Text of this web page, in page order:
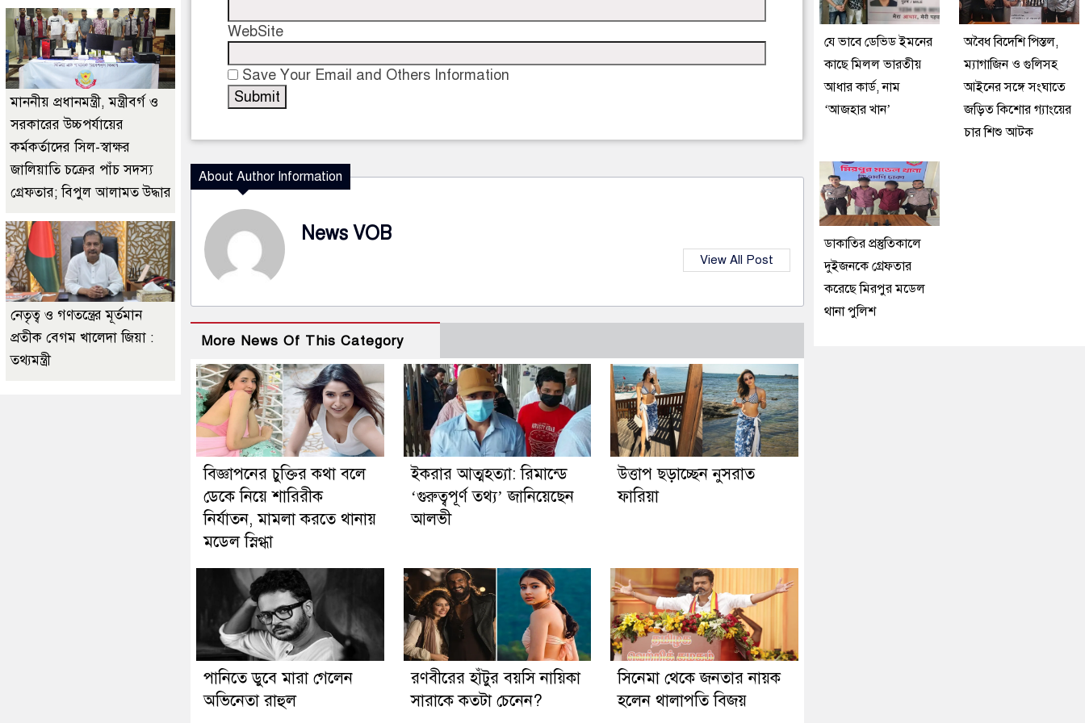
WebSite
Save Your Email and Others Information
About Author Information
News VOB
View All Post
More News Of This Category
বিজ্ঞাপনের চুক্তির কথা বলে
ডেকে নিয়ে শারিরীক
নির্যাতন, মামলা করতে থানায়
মডেল স্নিগ্ধা
ইকরার আত্মহত্যা: রিমান্ডে
‘গুরুত্বপূর্ণ তথ্য’ জানিয়েছেন
আলভী
উত্তাপ ছড়াচ্ছেন নুসরাত
ফারিয়া
পানিতে ডুবে মারা গেলেন
অভিনেতা রাহুল
রণবীরের হাঁটুর বয়সি নায়িকা
সারাকে কতটা চেনেন?
সিনেমা থেকে জনতার নায়ক
হলেন থালাপতি বিজয়
মাননীয় প্রধানমন্ত্রী, মন্ত্রীবর্গ ও
সরকারের উচ্চপর্যায়ের
কর্মকর্তাদের সিল-স্বাক্ষর
জালিয়াতি চক্রের পাঁচ সদস্য
গ্রেফতার; বিপুল আলামত উদ্ধার
নেতৃত্ব ও গণতন্ত্রের মূর্তমান
প্রতীক বেগম খালেদা জিয়া :
তথ্যমন্ত্রী
যে ভাবে ডেভিড ইমনের
কাছে মিলল ভারতীয়
আধার কার্ড, নাম
‘আজহার খান’
অবৈধ বিদেশি পিস্তল,
ম্যাগাজিন ও গুলিসহ
আইনের সঙ্গে সংঘাতে
জড়িত কিশোর গ্যাংয়ের
চার শিশু আটক
ডাকাতির প্রস্তুতিকালে
দুইজনকে গ্রেফতার
করেছে মিরপুর মডেল
থানা পুলিশ